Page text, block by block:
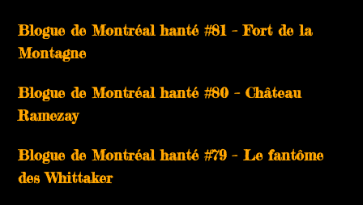
Blogue de Montréal hanté #81 – Fort de la
Montagne
Blogue de Montréal hanté #80 – Château
Ramezay
Blogue de Montréal hanté #79 – Le fantôme
des Whittaker